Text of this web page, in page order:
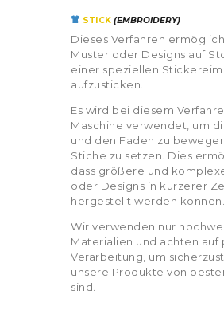
STICK (EMBROIDERY)
Dieses Verfahren
Muster oder Designs auf
einer speziellen
aufzusticken.
Es wird bei diesem
Maschine verwendet, um
und den Faden zu
Stiche zu setzen. Dies
dass größere und
oder Designs in kürzerer
hergestellt werden können.
Wir verwenden nur
Materialien und achten auf
Verarbeitung, um
unsere Produkte von
sind.